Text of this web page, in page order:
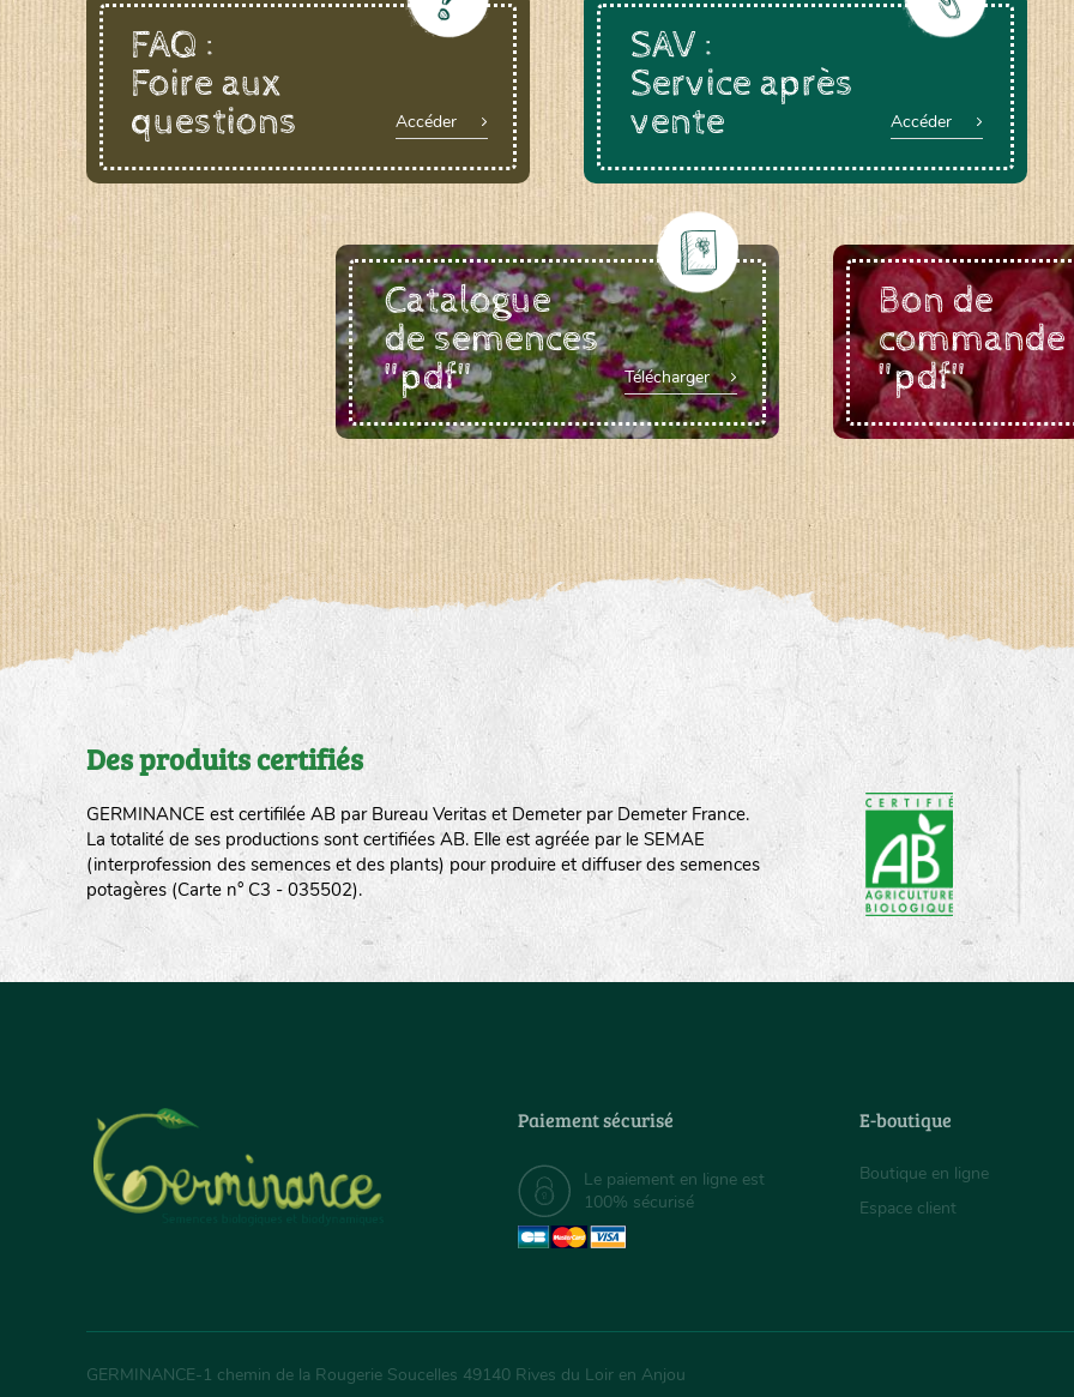
FAQ :
Foire aux
questions
Accéder
SAV :
Service après
vente
Accéder
Catalogue
de semences
"pdf"
Télécharger
Bon de
commande
"pdf"
Des produits certifiés
GERMINANCE est certifilée AB par Bureau Veritas et Demeter par Demeter France.
La totalité de ses productions sont certifiées AB. Elle est agréée par le SEMAE
(interprofession des semences et des plants) pour produire et diffuser des semences
potagères (Carte n° C3 - 035502).
Paiement sécurisé
Le paiement en ligne est
100% sécurisé
E-boutique
Boutique en ligne
Espace client
GERMINANCE-1 chemin de la Rougerie Soucelles 49140 Rives du Loir en Anjou